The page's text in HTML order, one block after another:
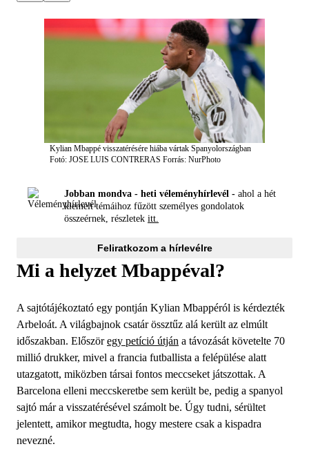
Kylian Mbappé visszatérésére hiába vártak Spanyolországban
Fotó: JOSE LUIS CONTRERAS Forrás: NurPhoto
Jobban mondva - heti véleményhírlevél - ahol a hét
kiemelt témáihoz fűzött személyes gondolatok
összeérnek, részletek itt.
Feliratkozom a hírlevélre
Mi a helyzet Mbappéval?
A sajtótájékoztató egy pontján Kylian Mbappéról is kérdezték
Arbeloát. A világbajnok csatár össztűz alá került az elmúlt
időszakban. Előszöregy petíció útján a távozását követelte 70
millió drukker, mivel a francia futballista a felépülése alatt
utazgatott, miközben társai fontos meccseket játszottak. A
Barcelona elleni meccskeretbe sem került be, pedig a spanyol
sajtó már a visszatérésével számolt be. Úgy tudni, sérültet
jelentett, amikor megtudta, hogy mestere csak a kispadra
nevezné.